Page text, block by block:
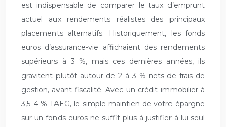
est indispensable de comparer le taux d’emprunt
actuel aux rendements réalistes des principaux
placements alternatifs. Historiquement, les fonds
euros d’assurance-vie affichaient des rendements
supérieurs à 3 %, mais ces dernières années, ils
gravitent plutôt autour de 2 à 3 % nets de frais de
gestion, avant fiscalité. Avec un crédit immobilier à
3,5–4 % TAEG, le simple maintien de votre épargne
sur un fonds euros ne suffit plus à justifier à lui seul